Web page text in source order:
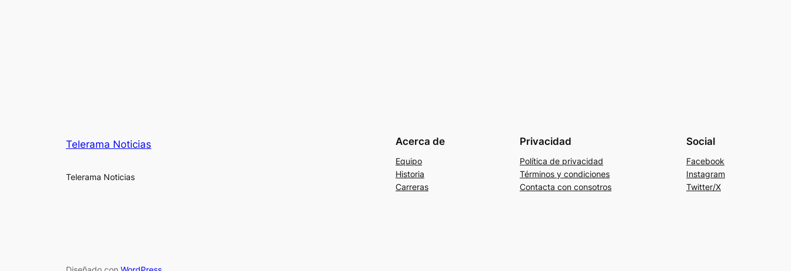
Telerama Noticias
Telerama Noticias
Acerca de
Equipo
Historia
Carreras
Privacidad
Política de privacidad
Términos y condiciones
Contacta con consotros
Social
Facebook
Instagram
Twitter/X